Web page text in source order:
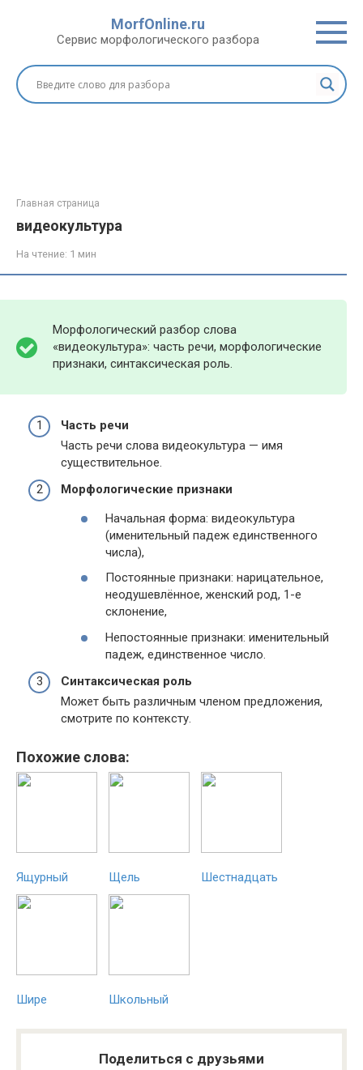
MorfOnline.ru
Сервис морфологического разбора
Главная страница
видеокультура
На чтение: 1 мин
Морфологический разбор слова
«видеокультура»: часть речи, морфологические
признаки, синтаксическая роль.
Часть речи
Часть речи слова видеокультура — имя
существительное.
Морфологические признаки
Начальная форма: видеокультура
(именительный падеж единственного
числа),
Постоянные признаки: нарицательное,
неодушевлённое, женский род, 1-е
склонение,
Непостоянные признаки: именительный
падеж, единственное число.
Синтаксическая роль
Может быть различным членом предложения,
смотрите по контексту.
Похожие слова:
Ящурный Щель Шестнадцать
Шире Школьный
Поделиться с друзьями